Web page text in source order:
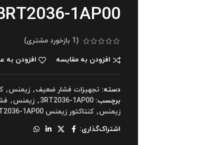
1AP00
(
1 بازخورد مشتری)
افزودن به مقایسه افزودن به
دسته: تجهیزات فشار ضعیف, زیمنس,
برچسب: 3RT2036-1AP00
, زیمنس,
زیمنس, کنتاکتور زیمنس 3RT2036-1AP00
اشتراک‌گذاری: